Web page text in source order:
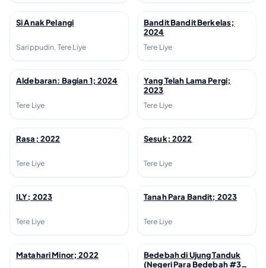
Si Anak Pelangi
Sarippudin, Tere Liye
Bandit Bandit Berkelas;
2024
Tere Liye
↗
Aldebaran: Bagian 1; 2024
Tere Liye
Yang Telah Lama Pergi;
2023
Tere Liye
Rasa; 2022
Tere Liye
Sesuk; 2022
Tere Liye
ILY; 2023
Tere Liye
↗
Tanah Para Bandit; 2023
Tere Liye
Matahari Minor; 2022 ↗
Bedebah di Ujung Tanduk
(Negeri Para Bedebah #3);